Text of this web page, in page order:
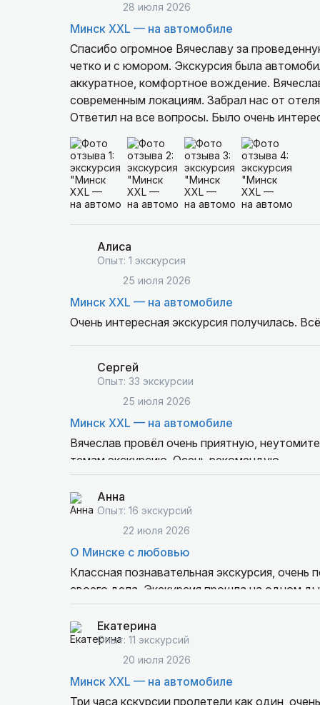
28 июля 2026
Минск XXL — на автомобиле
Спасибо огромное Вячеславу за
четко и с юмором. Экскурсия была
аккуратное, комфортное вождение.
современным локациям. Забрал нас от
Ответил на все вопросы. Было очень
Алиса
Опыт: 1 экскурсия
25 июля 2026
Минск XXL — на автомобиле
Очень интересная экскурсия получилась.
Сергей
Опыт: 33 экскурсии
25 июля 2026
Минск XXL — на автомобиле
Вячеслав провёл очень приятную,
темам экскурсию. Осень рекомендую.
Анна
Опыт: 16 экскурсий
22 июля 2026
О Минске с любовью
Классная познавательная экскурсия, очень
своего дела. Экскурсия прошла на одном
Екатерина
Опыт: 11 экскурсий
20 июля 2026
Минск XXL — на автомобиле
Три часа кскурсии пролетели как один,